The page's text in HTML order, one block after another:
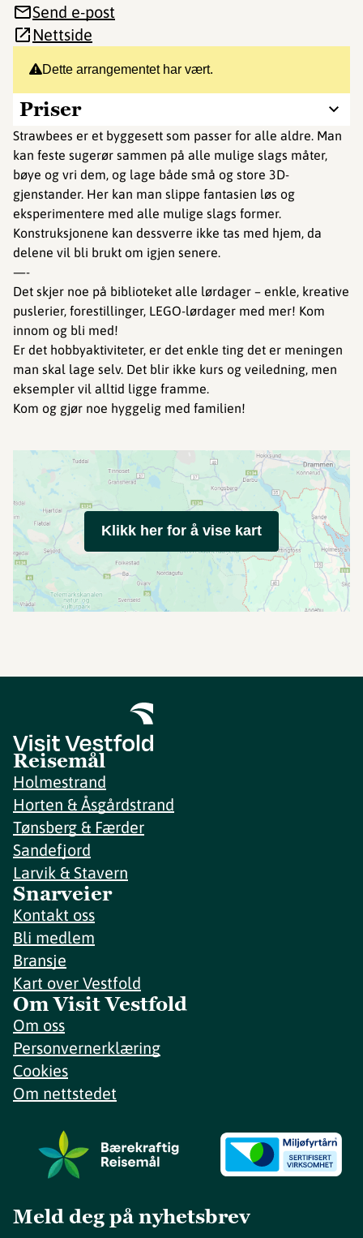
Dette arrangementet har vært.
Priser
Strawbees er et byggesett som passer for alle aldre. Man
kan feste sugerør sammen på alle mulige slags måter,
bøye og vri dem, og lage både små og store 3D-
gjenstander. Her kan man slippe fantasien løs og
eksperimentere med alle mulige slags former.
Konstruksjonene kan dessverre ikke tas med hjem, da
delene vil bli brukt om igjen senere.
—-
Det skjer noe på biblioteket alle lørdager – enkle, kreative
puslerier, forestillinger, LEGO-lørdager med mer! Kom
innom og bli med!
Er det hobbyaktiviteter, er det enkle ting det er meningen
man skal lage selv. Det blir ikke kurs og veiledning, men
eksempler vil alltid ligge framme.
Kom og gjør noe hyggelig med familien!
Send e-post
Nettside
Klikk her for å vise kart
Reisemål
Holmestrand
Horten & Åsgårdstrand
Tønsberg & Færder
Sandefjord
Larvik & Stavern
Snarveier
Kontakt oss
Bli medlem
Bransje
Kart over Vestfold
Om Visit Vestfold
Om oss
Personvernerklæring
Cookies
Om nettstedet
Meld deg på nyhetsbrev